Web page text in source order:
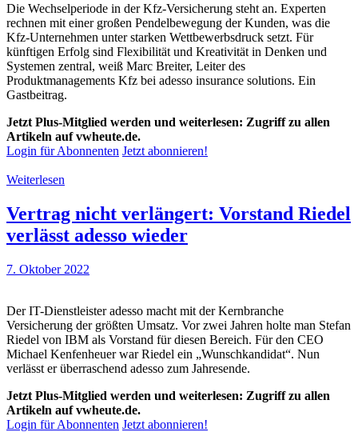
Die Wechselperiode in der Kfz-Versicherung steht an. Experten
rechnen mit einer großen Pendelbewegung der Kunden, was die
Kfz-Unternehmen unter starken Wettbewerbsdruck setzt. Für
künftigen Erfolg sind Flexibilität und Kreativität in Denken und
Systemen zentral, weiß Marc Breiter, Leiter des
Produktmanagements Kfz bei adesso insurance solutions. Ein
Gastbeitrag.
Jetzt Plus-Mitglied werden und weiterlesen: Zugriff zu allen
Artikeln auf vwheute.de.
Login für Abonnenten Jetzt abonnieren!
Weiterlesen
Vertrag nicht verlängert: Vorstand Riedel
verlässt adesso wieder
7. Oktober 2022
Der IT-Dienstleister adesso macht mit der Kernbranche
Versicherung der größten Umsatz. Vor zwei Jahren holte man Stefan
Riedel von IBM als Vorstand für diesen Bereich. Für den CEO
Michael Kenfenheuer war Riedel ein „Wunschkandidat“. Nun
verlässt er überraschend adesso zum Jahresende.
Jetzt Plus-Mitglied werden und weiterlesen: Zugriff zu allen
Artikeln auf vwheute.de.
Login für Abonnenten Jetzt abonnieren!